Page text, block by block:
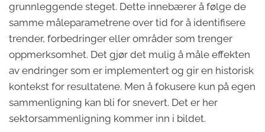
grunnleggende steget. Dette innebærer å følge de
samme måleparametrene over tid for å identifisere
trender, forbedringer eller områder som trenger
oppmerksomhet. Det gjør det mulig å måle effekten
av endringer som er implementert og gir en historisk
kontekst for resultatene. Men å fokusere kun på egen
sammenligning kan bli for snevert. Det er her
sektorsammenligning kommer inn i bildet.